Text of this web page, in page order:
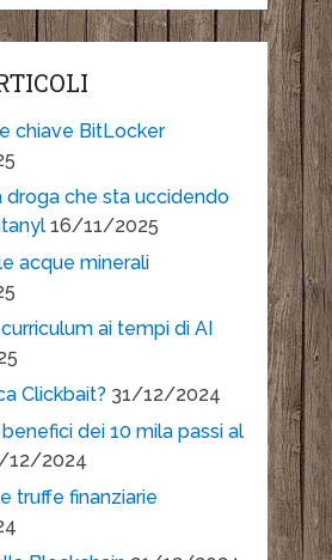
chiave BitLocker
droga che sta uccidendo
16/11/2025
acque minerali
ai tempi di AI
Clickbait? 31/12/2024
dei 10 mila passi al
12/2024
truffe finanziarie